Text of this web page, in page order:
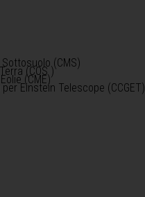
(CMS)
(COS )
(CME)
Einstein Telescope (CCGET)